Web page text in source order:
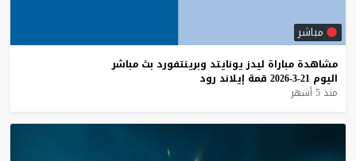
مباشر
مشاهدة مباراة ليدز يونايتد وبرينتفورد بث مباشر
اليوم 21-3-2026 قمة إيلاند رود
منذ 5 أشهر